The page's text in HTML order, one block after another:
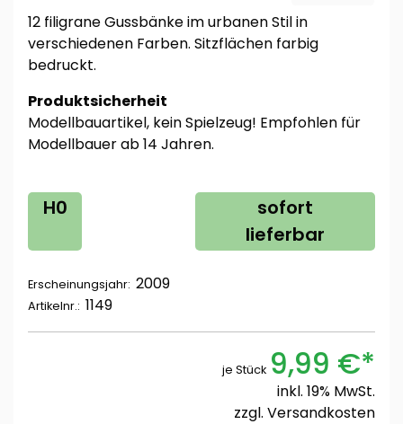
12 filigrane Gussbänke im urbanen Stil in
verschiedenen Farben. Sitzflächen farbig
bedruckt.
Produktsicherheit
Modellbauartikel, kein Spielzeug! Empfohlen für
Modellbauer ab 14 Jahren.
H0
sofort
lieferbar
Erscheinungsjahr: 2009
Artikelnr.: 1149
je Stück 9,99 €*
inkl. 19% MwSt.
zzgl. Versandkosten